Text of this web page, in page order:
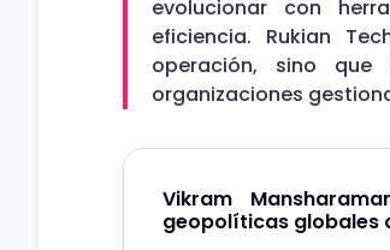
evolucionar con
eficiencia. Rukian
operación, sino
organizaciones
Vikram
geopolíticas globales